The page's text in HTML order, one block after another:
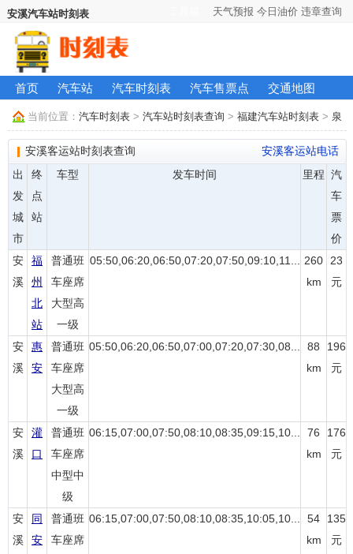
安溪汽车站时刻表 天气预报 今日油价 违章查询
首页 汽车站 汽车时刻表 汽车售票点 交通地图
当前位置： 汽车时刻表 > 汽车站时刻表查询 > 福建汽车站时刻表 > 泉
州汽车站时刻表> 安溪汽车站时刻表
安溪客运站时刻表查询
安溪客运站电话
出
发
城
市
终
点
站
车型 发车时间 里程 汽
车
票
价
安
溪
福
州
北
站
普通班
车座席
大型高
一级
05:50,06:20,06:50,07:20,07:50,09:10,11...
260
km
23
元
安
溪
惠
安
普通班
车座席
大型高
一级
05:50,06:20,06:50,07:00,07:20,07:30,08...
88
km
196
元
安
溪
灌
口
普通班
车座席
中型中
级
06:15,07:00,07:50,08:10,08:35,09:15,10...
76
km
176
元
安
溪
同
安
普通班
车座席
06:15,07:00,07:50,08:10,08:35,10:05,10...
54
km
135
元